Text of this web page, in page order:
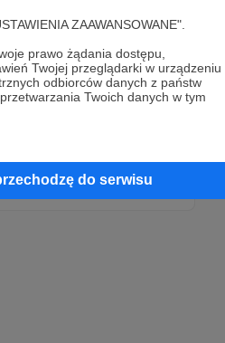
ZAAWANSOWANE".
prawo żądania dostępu,
Twojej przeglądarki w urządzeniu
odbiorców danych z państw
Twoich danych w tym
do serwisu